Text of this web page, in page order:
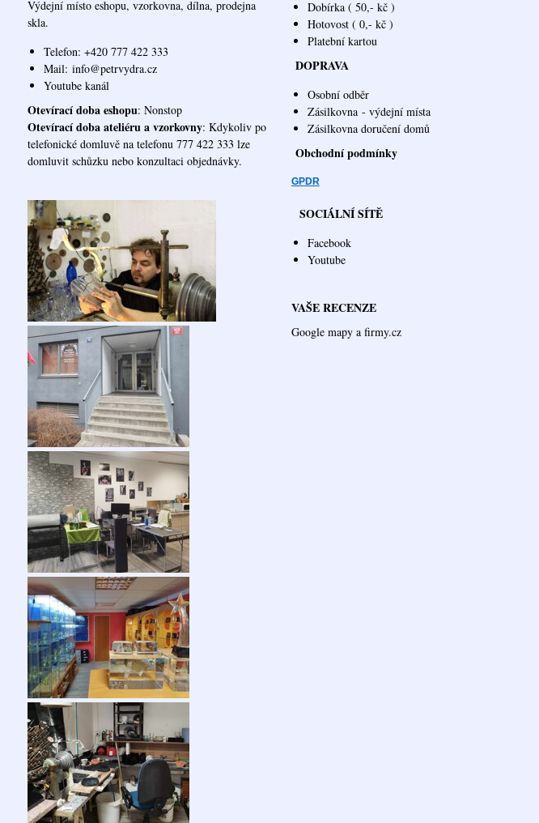
Výdejní místo eshopu, vzorkovna, dílna, prodejna
skla.
Telefon: +420 777 422 333
Mail: info@petrvydra.cz
Youtube kanál
Otevírací doba eshopu: Nonstop
Otevírací doba ateliéru a vzorkovny: Kdykoliv po
telefonické domluvě na telefonu 777 422 333 lze
domluvit schůzku nebo konzultaci objednávky.
Dobírka ( 50,- kč )
Hotovost ( 0,- kč )
Platební kartou
DOPRAVA
Osobní odběr
Zásilkovna - výdejní místa
Zásilkovna doručení domů
Obchodní podmínky
GPDR
SOCIÁLNÍ SÍTĚ
Facebook
Youtube
VAŠE RECENZE
Google mapy a firmy.cz